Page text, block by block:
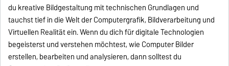
du kreative Bildgestaltung mit technischen Grundlagen und
tauchst tief in die Welt der Computergrafik, Bildverarbeitung und
Virtuellen Realität ein. Wenn du dich für digitale Technologien
begeisterst und verstehen möchtest, wie Computer Bilder
erstellen, bearbeiten und analysieren, dann solltest du